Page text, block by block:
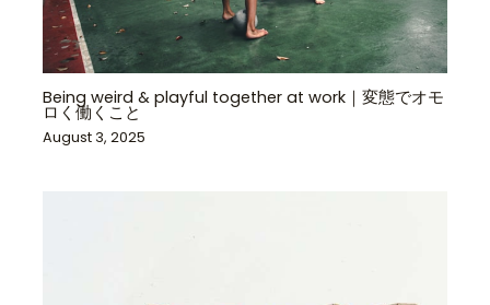
Being weird & playful together at work｜変態でオモ
ロく働くこと
August 3, 2025